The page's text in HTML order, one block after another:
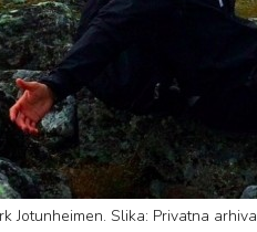
Jotunheimen. Slika: Privatna arhiva